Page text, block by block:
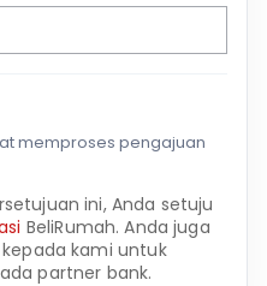
memproses pengajuan
ini, Anda setuju
BeliRumah. Anda juga
kami untuk
partner bank.